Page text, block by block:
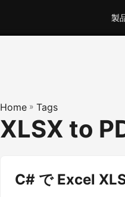
製
Home » Tags
XLSX to
C# で Excel